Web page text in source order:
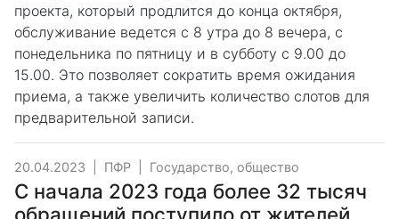
проекта, который продлится до конца октября,
обслуживание ведется с 8 утра до 8 вечера, с
понедельника по пятницу и в субботу с 9.00 до
15.00. Это позволяет сократить время ожидания
приема, а также увеличить количество слотов для
предварительной записи.
20.04.2023 ПФР Государство, общество
С начала 2023 года более 32 тысяч